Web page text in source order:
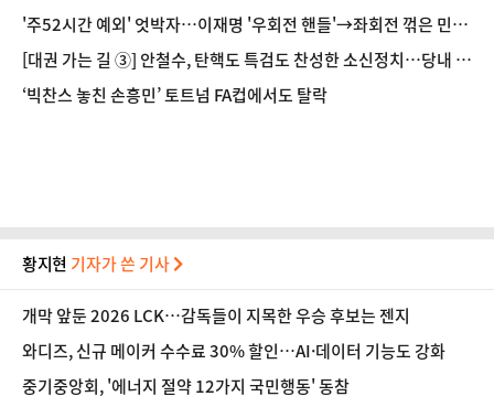
'주52시간 예외' 엇박자…이재명 '우회전 핸들'→좌회전 꺾은 민주
당 [정국 기상대]
[대권 가는 길 ③] 안철수, 탄핵도 특검도 찬성한 소신정치…당내 세
력화 과제
‘빅찬스 놓친 손흥민’ 토트넘 FA컵에서도 탈락
황지현 기자가 쓴 기사
개막 앞둔 2026 LCK…감독들이 지목한 우승 후보는 젠지
와디즈, 신규 메이커 수수료 30% 할인…AI·데이터 기능도 강화
중기중앙회, '에너지 절약 12가지 국민행동' 동참